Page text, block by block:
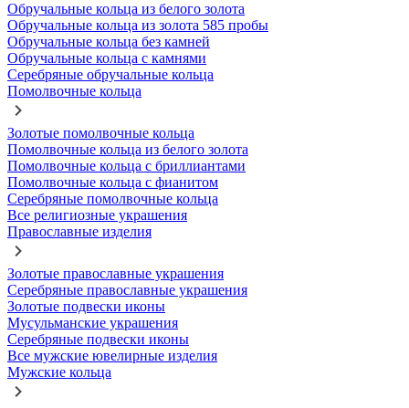
Обручальные кольца из белого золота
Обручальные кольца из золота 585 пробы
Обручальные кольца без камней
Обручальные кольца с камнями
Серебряные обручальные кольца
Помолвочные кольца
Золотые помолвочные кольца
Помолвочные кольца из белого золота
Помолвочные кольца с бриллиантами
Помолвочные кольца с фианитом
Серебряные помолвочные кольца
Все религиозные украшения
Православные изделия
Золотые православные украшения
Серебряные православные украшения
Золотые подвески иконы
Мусульманские украшения
Серебряные подвески иконы
Все мужские ювелирные изделия
Мужские кольца